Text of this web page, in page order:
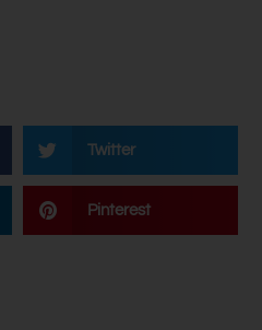
Twitter
Pinterest